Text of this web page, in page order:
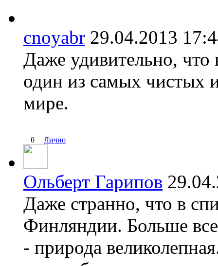
cnoyabr 29.04.2013
Даже удивительно, что
один из самых чистых
мире.
0 Лично
Ольберт Гарипов
Даже странно, что в
Финляндии. Больше
- природа